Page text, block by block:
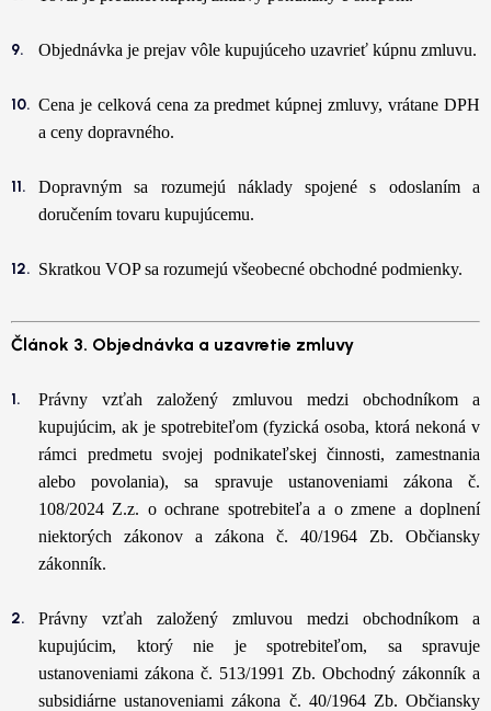
Objednávka je prejav vôle kupujúceho uzavrieť kúpnu zmluvu.
Cena je celková cena za predmet kúpnej zmluvy, vrátane DPH
a ceny dopravného.
Dopravným sa rozumejú náklady spojené s odoslaním a
doručením tovaru kupujúcemu.
Skratkou VOP sa rozumejú všeobecné obchodné podmienky.
Článok 3. Objednávka a uzavretie zmluvy
Právny vzťah založený zmluvou medzi obchodníkom a
kupujúcim, ak je spotrebiteľom (fyzická osoba, ktorá nekoná v
rámci predmetu svojej podnikateľskej činnosti, zamestnania
alebo povolania), sa spravuje ustanoveniami zákona č.
108/2024 Z.z. o ochrane spotrebiteľa a o zmene a doplnení
niektorých zákonov a zákona č. 40/1964 Zb. Občiansky
zákonník.
Právny vzťah založený zmluvou medzi obchodníkom a
kupujúcim, ktorý nie je spotrebiteľom, sa spravuje
ustanoveniami zákona č. 513/1991 Zb. Obchodný zákonník a
subsidiárne ustanoveniami zákona č. 40/1964 Zb. Občiansky